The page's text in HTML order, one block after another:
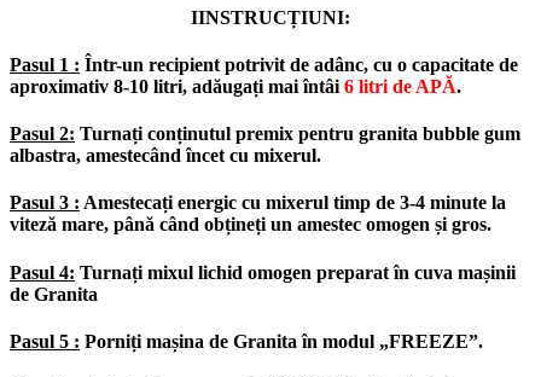
IINSTRUCȚIUNI:
Pasul 1 : Într-un recipient potrivit de adânc, cu o capacitate de
aproximativ 8-10 litri, adăugați mai întâi 6 litri de APĂ.
Pasul 2: Turnați conținutul premix pentru granita bubble gum
albastra, amestecând încet cu mixerul.
Pasul 3 : Amestecați energic cu mixerul timp de 3-4 minute la
viteză mare, până când obțineți un amestec omogen și gros.
Pasul 4: Turnați mixul lichid omogen preparat în cuva mașinii
de Granita
Pasul 5 : Porniți mașina de Granita în modul „FREEZE”.